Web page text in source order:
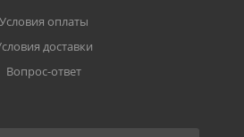
Условия оплаты
доставки
Вопрос-ответ